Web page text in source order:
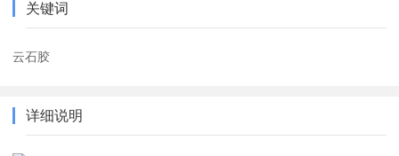
关键词
云石胶
详细说明